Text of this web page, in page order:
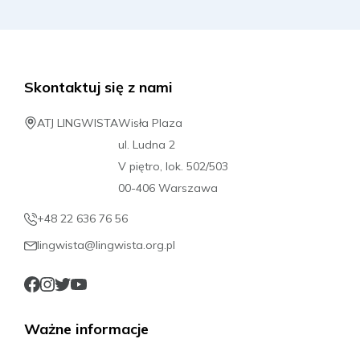
Skontaktuj się z nami
ATJ LINGWISTAWisła Plaza
ul. Ludna 2
V piętro, lok. 502/503
00-406 Warszawa
+48 22 636 76 56
lingwista@lingwista.org.pl
Ważne informacje